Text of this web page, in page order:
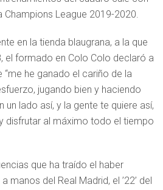
Champions League 2019-2020.
en la tienda blaugrana, a la que
el formado en Colo Colo declaró a
he ganado el cariño de la
jugando bien y haciendo
un lado así, y la gente te quiere así,
disfrutar al máximo todo el tiempo
que ha traído el haber
manos del Real Madrid, el ’22’ del